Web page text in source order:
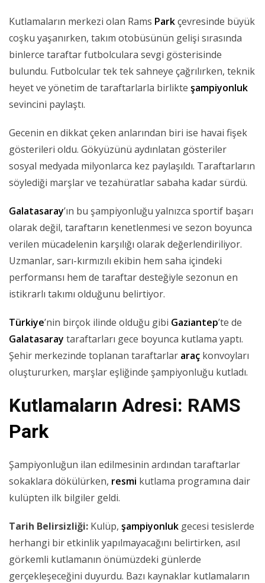
Kutlamaların merkezi olan Rams Parkçevresinde büyük
coşku yaşanırken, takım otobüsünün gelişi sırasında
binlerce taraftar futbolculara sevgi gösterisinde
bulundu. Futbolcular tek tek sahneye çağrılırken, teknik
heyet ve yönetim de taraftarlarla birlikte şampiyonluk
sevincini paylaştı.
Gecenin en dikkat çeken anlarından biri ise havai fişek
gösterileri oldu. Gökyüzünü aydınlatan gösteriler
sosyal medyada milyonlarca kez paylaşıldı. Taraftarların
söylediği marşlar ve tezahüratlar sabaha kadar sürdü.
Galatasaray’ın bu şampiyonluğu yalnızca sportif başarı
olarak değil, taraftarın kenetlenmesi ve sezon boyunca
verilen mücadelenin karşılığı olarak değerlendiriliyor.
Uzmanlar, sarı-kırmızılı ekibin hem saha içindeki
performansı hem de taraftar desteğiyle sezonun en
istikrarlı takımı olduğunu belirtiyor.
Türkiye’nin birçok ilinde olduğu gibi Gaziantep’te de
Galatasaray taraftarları gece boyunca kutlama yaptı.
Şehir merkezinde toplanan taraftarlar araç konvoyları
oluştururken, marşlar eşliğinde şampiyonluğu kutladı.
Kutlamaların Adresi: RAMS
Park
Şampiyonluğun ilan edilmesinin ardından taraftarlar
sokaklara dökülürken, resmi kutlama programına dair
kulüpten ilk bilgiler geldi.
Tarih Belirsizliği: Kulüp, şampiyonluk gecesi tesislerde
herhangi bir etkinlik yapılmayacağını belirtirken, asıl
görkemli kutlamanın önümüzdeki günlerde
gerçekleşeceğini duyurdu. Bazı kaynaklar kutlamaların